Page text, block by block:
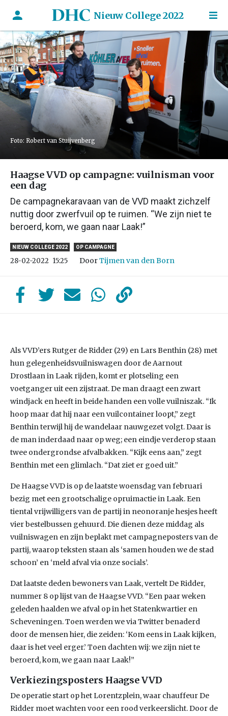
Nieuw College 2022
Foto: Robert van Stuijvenberg
Haagse VVD op campagne: vuilnisman voor
een dag
De campagnekaravaan van de VVD maakt zichzelf
nuttig door zwerfvuil op te ruimen. “We zijn niet te
beroerd, kom, we gaan naar Laak!”
NIEUW COLLEGE 2022 OP CAMPAGNE
28-02-2022 15:25 DoorTijmen van den Born
Als VVD’ers Rutger de Ridder (29) en Lars Benthin (28) met
hun gelegenheidsvuilniswagen door de Aarnout
Drostlaan in Laak rijden, komt er plotseling een
voetganger uit een zijstraat. De man draagt een zwart
windjack en heeft in beide handen een volle vuilniszak. “Ik
hoop maar dat hij naar een vuilcontainer loopt,” zegt
Benthin terwijl hij de wandelaar nauwgezet volgt. Daar is
de man inderdaad naar op weg; een eindje verderop staan
twee ondergrondse afvalbakken. “Kijk eens aan,” zegt
Benthin met een glimlach. “Dat ziet er goed uit.”
De Haagse VVD is op de laatste woensdag van februari
bezig met een grootschalige opruimactie in Laak. Een
tiental vrijwilligers van de partij in neonoranje hesjes heeft
vier bestelbussen gehuurd. Die dienen deze middag als
vuilniswagen en zijn beplakt met campagneposters van de
partij, waarop teksten staan als ‘samen houden we de stad
schoon’ en ‘meld afval via onze socials’.
Dat laatste deden bewoners van Laak, vertelt De Ridder,
nummer 8 op lijst van de Haagse VVD. “Een paar weken
geleden haalden we afval op in het Statenkwartier en
Scheveningen. Toen werden we via Twitter benaderd
door de mensen hier, die zeiden: ‘Kom eens in Laak kijken,
daar is het veel erger.’ Toen dachten wij: we zijn niet te
beroerd, kom, we gaan naar Laak!”
Verkiezingsposters Haagse VVD
De operatie start op het Lorentzplein, waar chauffeur De
Ridder moet wachten voor een rood verkeerslicht. Door de